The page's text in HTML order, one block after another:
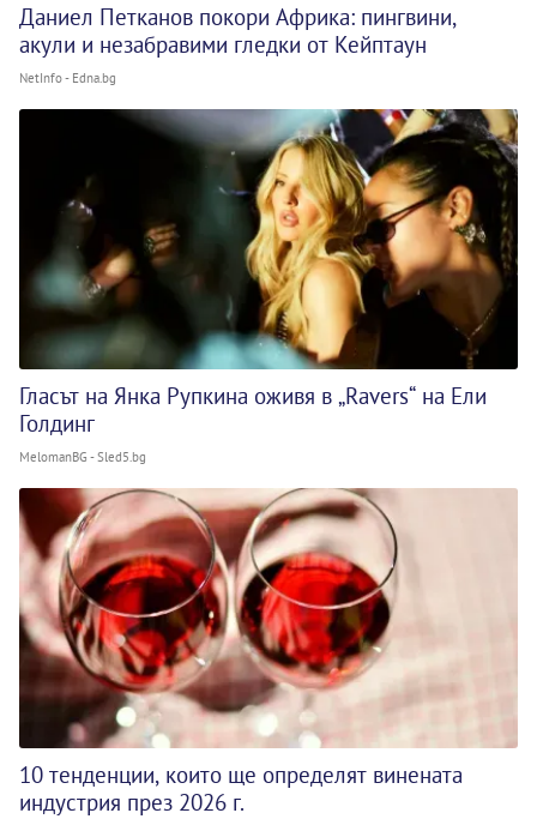
Даниел Петканов покори Африка: пингвини,
акули и незабравими гледки от Кейптаун
NetInfo - Edna.bg
Гласът на Янка Рупкина оживя в „Ravers“ на Ели
Голдинг
MelomanBG - Sled5.bg
10 тенденции, които ще определят винената
индустрия през 2026 г.